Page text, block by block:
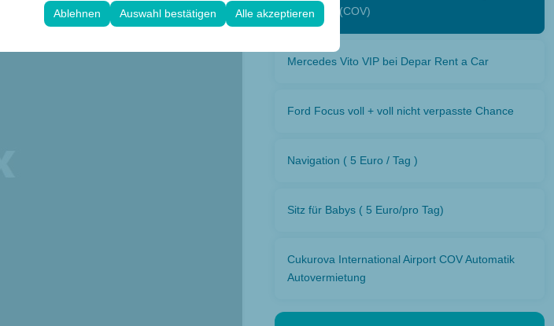
Sprachpräferenzen und andere Konfigurationen
Ablehnen Auswahl bestätigen Alle akzeptierenCukurova (COV)
Mercedes Vito VIP bei Depar Rent a Car
Ford Focus voll + voll nicht verpasste Chance
Navigation ( 5 Euro / Tag )
Sitz für Babys ( 5 Euro/pro Tag)
Cukurova International Airport COV Automatik
Autovermietung